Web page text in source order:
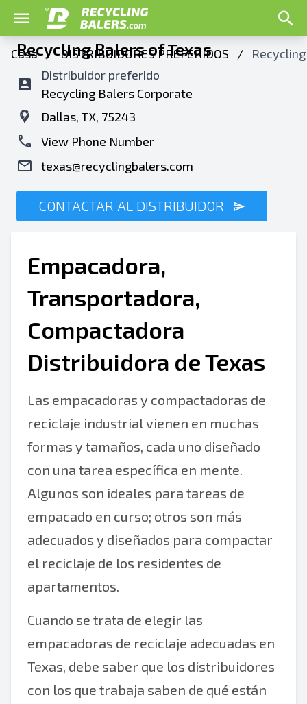
Casa / DISTRIBUIDORES PREFERIDOS /
Recycling Balers of Texas
Distribuidor preferido
Recycling Balers Corporate
Dallas, TX, 75243
View Phone Number
texas@recyclingbalers.com
CONTACTAR AL DISTRIBUIDOR
Empacadora,
Transportadora,
Compactadora
Distribuidora de Texas
Las empacadoras y compactadoras de
reciclaje industrial vienen en muchas
formas y tamaños, cada uno diseñado
con una tarea específica en mente.
Algunos son ideales para tareas de
empacado en curso; otros son más
adecuados y diseñados para compactar
el reciclaje de los residentes de
apartamentos.
Cuando se trata de elegir las
empacadoras de reciclaje adecuadas en
Texas, debe saber que los distribuidores
con los que trabaja saben de qué están